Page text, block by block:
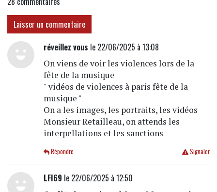
Laisser un commentaire
réveillez vous le 22/06/2025 à 13:08
On viens de voir les violences lors de la
fête de la musique
" vidéos de violences à paris fête de la
musique "
On a les images, les portraits, les vidéos
Monsieur Retailleau, on attends les
interpellations et les sanctions
Signaler
Répondre
LFI69 le 22/06/2025 à 12:50